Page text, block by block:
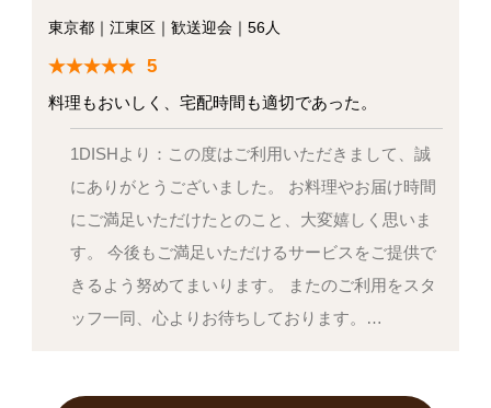
東京都｜ 江東区｜ 歓送迎会｜ 56人
5
料理もおいしく、宅配時間も適切であった。
1DISHより：この度はご利用いただきまして、誠
にありがとうございました。 お料理やお届け時間
にご満足いただけたとのこと、大変嬉しく思いま
す。 今後もご満足いただけるサービスをご提供で
きるよう努めてまいります。 またのご利用をスタ
ッフ一同、心よりお待ちしております。…